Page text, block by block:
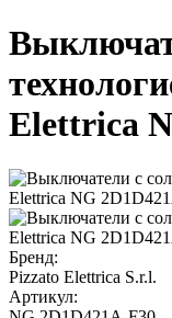
Elettrica
Бренд:
Pizzato Elettrica S.r.l.
Артикул: